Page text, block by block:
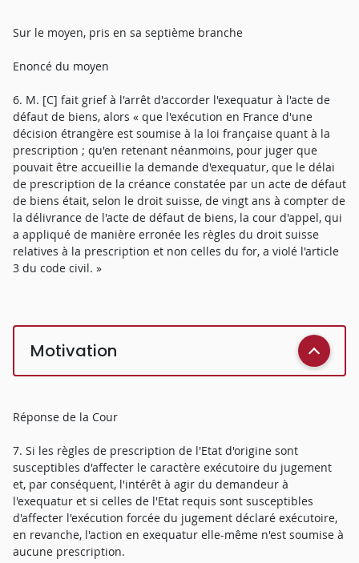
Sur le moyen, pris en sa septième branche
Enoncé du moyen
6. M. [C] fait grief à l'arrêt d'accorder l'exequatur à l'acte de
défaut de biens, alors « que l'exécution en France d'une
décision étrangère est soumise à la loi française quant à la
prescription ; qu'en retenant néanmoins, pour juger que
pouvait être accueillie la demande d'exequatur, que le délai
de prescription de la créance constatée par un acte de défaut
de biens était, selon le droit suisse, de vingt ans à compter de
la délivrance de l'acte de défaut de biens, la cour d'appel, qui
a appliqué de manière erronée les règles du droit suisse
relatives à la prescription et non celles du for, a violé l'article
3 du code civil. »
Motivation
Réponse de la Cour
7. Si les règles de prescription de l'Etat d'origine sont
susceptibles d'affecter le caractère exécutoire du jugement
et, par conséquent, l'intérêt à agir du demandeur à
l'exequatur et si celles de l'Etat requis sont susceptibles
d'affecter l'exécution forcée du jugement déclaré exécutoire,
en revanche, l'action en exequatur elle-même n'est soumise à
aucune prescription.